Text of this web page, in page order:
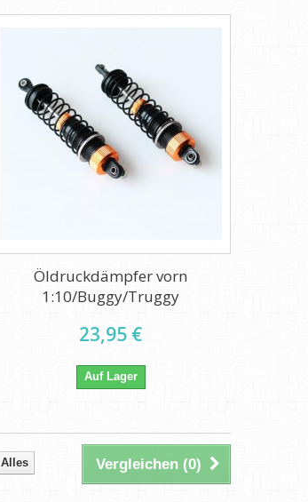
Öldruckdämpfer vorn
1:10/Buggy/Truggy
23,95 €
Auf Lager
Vergleichen (0)
Alles